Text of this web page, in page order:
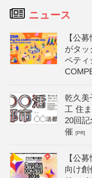
ニュース
【公
がタッ
ペティ
乾久美
工 住
20回
催[PR]
【公
向け創